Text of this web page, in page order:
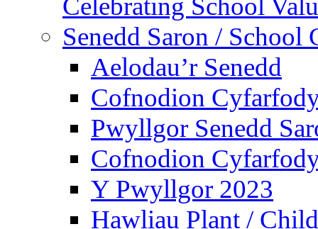
Celebrating School
Senedd Saron / School
Aelodau’r Senedd
Cofnodion
Pwyllgor Senedd
Cofnodion
Y Pwyllgor 2023
Hawliau Plant /